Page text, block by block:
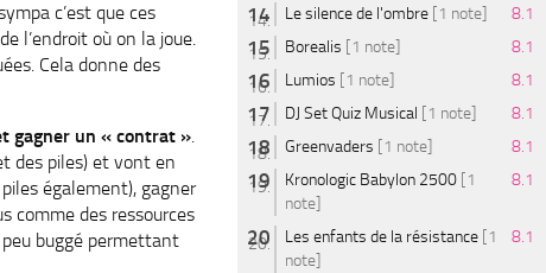
c’est que ces
l’endroit où on la joue.
Cela donne des
gagner un « contrat ».
des piles) et vont en
également), gagner
comme des ressources
buggé permettant
Le silence de l'ombre [1 note]
8.1
Borealis [1 note]
8.1
Lumios [1 note]
8.1
DJ Set Quiz Musical [1 note]
8.1
Greenvaders [1 note]
8.1
Kronologic Babylon 2500 [1
note]
8.1
Les enfants de la résistance [1
note]
8.1